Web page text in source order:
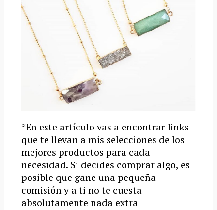
*En este artículo vas a encontrar links
que te llevan a mis selecciones de los
mejores productos para cada
necesidad. Si decides comprar algo, es
posible que gane una pequeña
comisión y a ti no te cuesta
absolutamente nada extra